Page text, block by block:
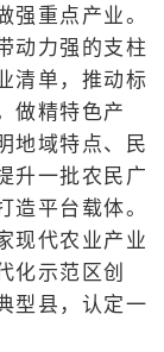
强重点产业。
动力强的支柱
清单，推动标
做精特色产
地域特点、民
升一批农民广
造平台载体。
现代农业产业
化示范区创
型县，认定一